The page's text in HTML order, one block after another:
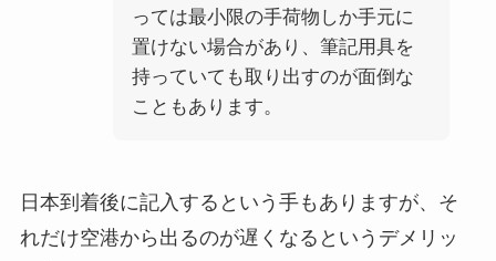
っては最小限の手荷物しか手元に
置けない場合があり、筆記用具を
持っていても取り出すのが面倒な
こともあります。
日本到着後に記入するという手もありますが、そ
れだけ空港から出るのが遅くなるというデメリッ